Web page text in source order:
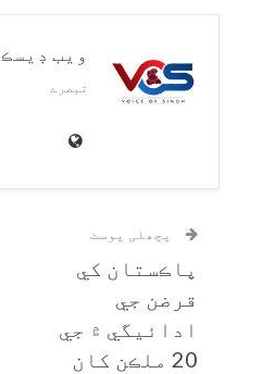
ويب ڊيسڪ
تبصرے
پچھلی پوسٹ
پاڪستان کي
قرضن جي
ادائيگي ۾ جي
20 ملڪن کان